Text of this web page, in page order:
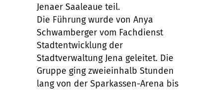
Jenaer Saaleaue teil.
Die Führung wurde von Anya
Schwamberger vom Fachdienst
Stadtentwicklung der
Stadtverwaltung Jena geleitet. Die
Gruppe ging zweieinhalb Stunden
lang von der Sparkassen-Arena bis